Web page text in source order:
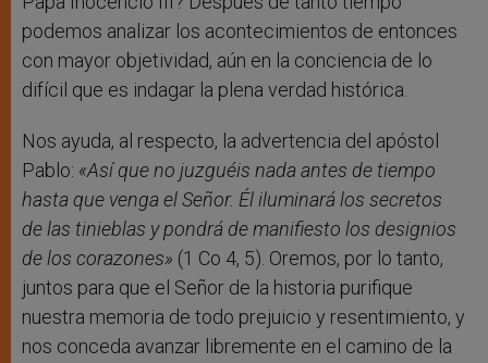
podemos analizar los acontecimientos de entonces
con mayor objetividad, aún en la conciencia de lo
difícil que es indagar la plena verdad histórica.
Nos ayuda, al respecto, la advertencia del apóstol
Pablo: «Así que no juzguéis nada antes de tiempo
hasta que venga el Señor. Él iluminará los secretos
de las tinieblas y pondrá de manifiesto los designios
de los corazones» (1 Co 4, 5). Oremos, por lo tanto,
juntos para que el Señor de la historia purifique
nuestra memoria de todo prejuicio y resentimiento, y
nos conceda avanzar libremente en el camino de la